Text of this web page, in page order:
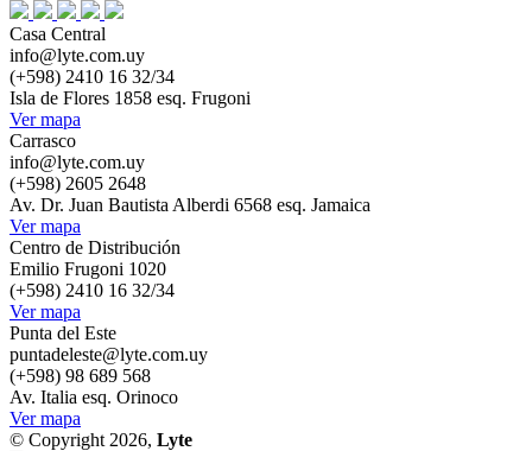
Casa Central
info@lyte.com.uy
(+598) 2410 16 32/34
Isla de Flores 1858 esq. Frugoni
Ver mapa
Carrasco
info@lyte.com.uy
(+598) 2605 2648
Av. Dr. Juan Bautista Alberdi 6568 esq. Jamaica
Ver mapa
Centro de Distribución
Emilio Frugoni 1020
(+598) 2410 16 32/34
Ver mapa
Punta del Este
puntadeleste@lyte.com.uy
(+598) 98 689 568
Av. Italia esq. Orinoco
Ver mapa
© Copyright 2026, Lyte